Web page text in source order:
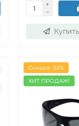
Скидка -32%
ХИТ ПРОДАЖ!